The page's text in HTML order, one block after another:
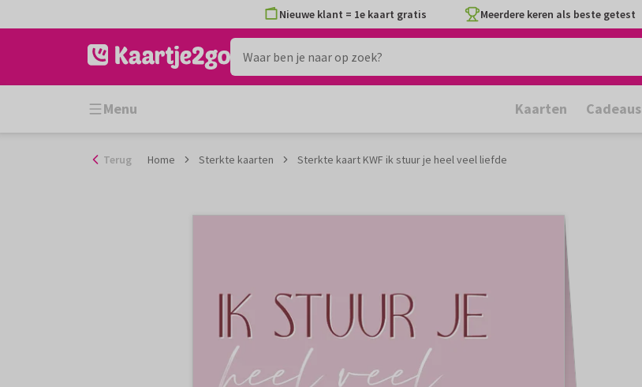
naar
Nieuwe klant = 1e kaart gratis Meerdere keren als beste getest
Menu Kaarten Cadeaus
Terug Home Sterkte kaarten Sterkte kaart KWF ik stuur je heel veel liefde